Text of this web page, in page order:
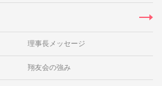
理事長メッセージ
翔友会の強み